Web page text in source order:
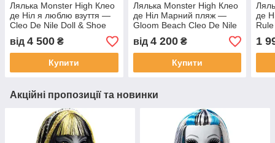
Лялька Monster High Клео
де Ніл я люблю взуття —
Cleo De Nile Doll & Shoe
Collection
від 4 500 ₴
Купити
Лялька Monster High Клео
де Ніл Марний пляж —
Gloom Beach Cleo De Nile
від 4 200₴
Купити
де
1
Акційні пропозиції та новинки